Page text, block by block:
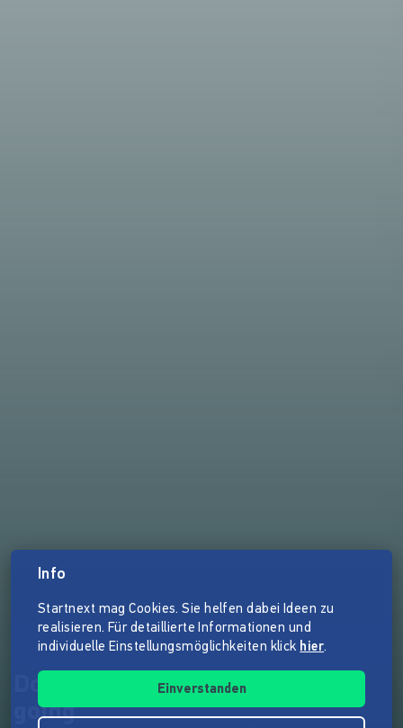
Dokumentarfilm "Coming and
going"
Info
Startnext mag Cookies. Sie helfen dabei Ideen zu
realisieren. Für detaillierte Informationen und
individuelle Einstellungsmöglichkeiten klick hier.
Einverstanden